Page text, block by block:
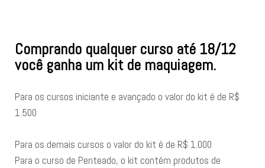
Comprando qualquer curso até 18/12
você ganha um kit de maquiagem.
Para os cursos iniciante e avançado o valor do kit é de R$
1.500
Para os demais cursos o valor do kit é de R$ 1.000
Para o curso de Penteado, o kit contém produtos de